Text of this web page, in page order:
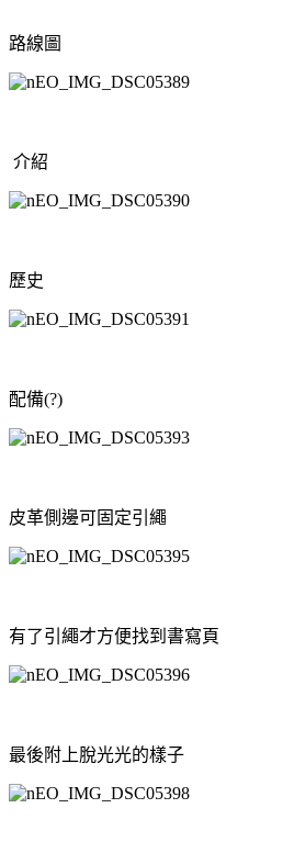
路線圖
介紹
歷史
配備(?)
皮革側邊可固定引繩
有了引繩才方便找到書寫頁
最後附上脫光光的樣子